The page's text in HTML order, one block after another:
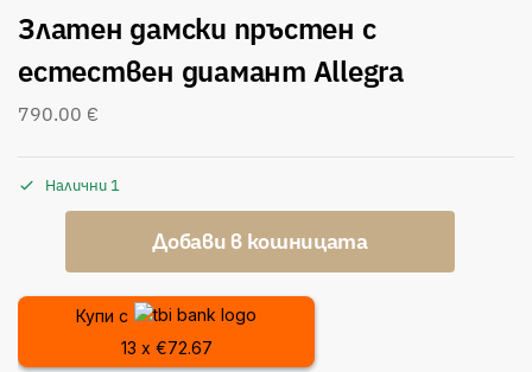
Златен дамски пръстен с
естествен диамант Allegra
790.00 €
Налични 1
Добави в кошницата
Купи с
13 x €72.67